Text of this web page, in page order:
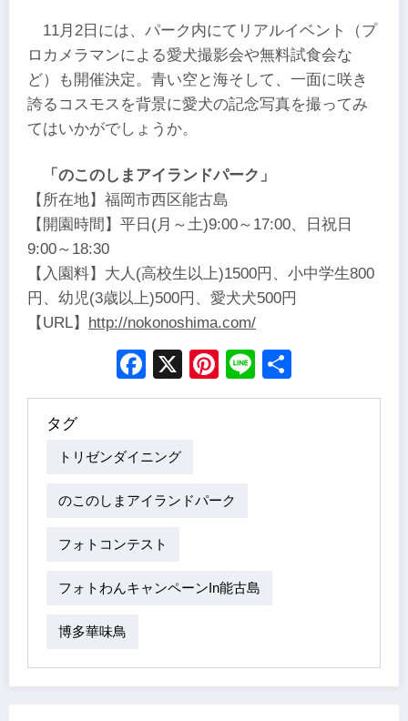
11月2日には、パーク内にてリアルイベント（プ
ロカメラマンによる愛犬撮影会や無料試食会な
ど）も開催決定。青い空と海そして、一面に咲き
誇るコスモスを背景に愛犬の記念写真を撮ってみ
てはいかがでしょうか。
「のこのしまアイランドパーク」
【所在地】福岡市西区能古島
【開園時間】平日(月～土)9:00～17:00、日祝日
9:00～18:30
【入園料】大人(高校生以上)1500円、小中学生800
円、幼児(3歳以上)500円、愛犬犬500円
【URL】 http://nokonoshima.com/
Facebook
X Pinterest
Line
タグ
トリゼンダイニング
のこのしまアイランドパーク
フォトコンテスト
フォトわんキャンペーンin能古島
博多華味鳥